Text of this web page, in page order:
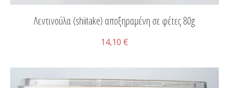
Λεντινούλα (shiitake) αποξηραμένη σε φέτες 80g
14,10 €